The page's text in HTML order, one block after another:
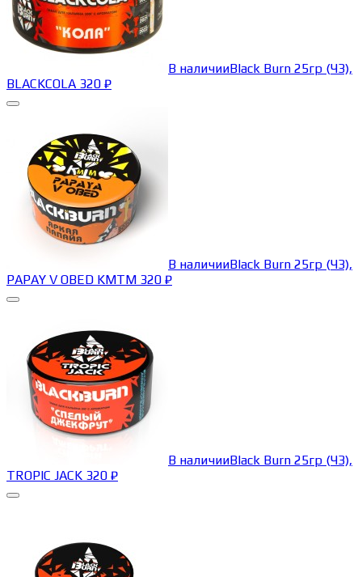
В наличииBlack Burn 25гр (ЧЗ),
BLACKCOLA 320 ₽
В наличииBlack Burn 25гр (ЧЗ),
PAPAY V OBED KMTM 320 ₽
В наличииBlack Burn 25гр (ЧЗ),
TROPIC JACK 320 ₽